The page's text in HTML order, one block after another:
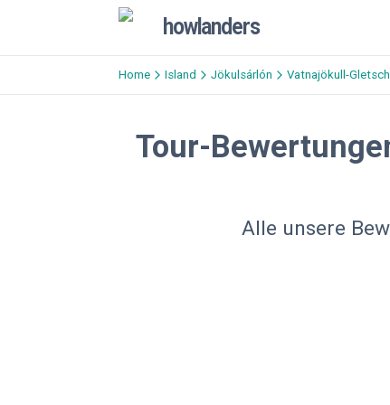
howlanders
Home Island Jökulsárlón Vatnajökull-
Tour-
Alle unsere